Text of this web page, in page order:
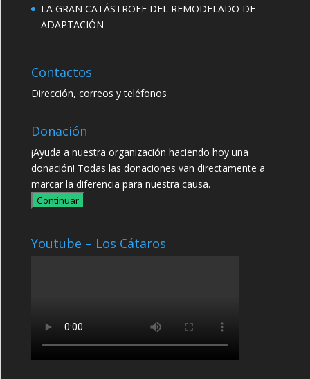
LA GRAN CATÁSTROFE DEL REMODELADO DE
ADAPTACIÓN
Contactos
Dirección, correos y teléfonos
Donación
¡Ayuda a nuestra organización haciendo hoy una
donación! Todas las donaciones van directamente a
marcar la diferencia para nuestra causa.
Continuar
Youtube – Los Cátaros